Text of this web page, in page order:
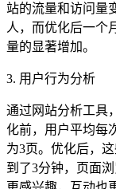
站的流量和访问量
人，而优化后一个
量的显著增加。
3. 用户行为分析
通过网站分析工具
化前，用户平均每
为3页。优化后，
到了3分钟，页面